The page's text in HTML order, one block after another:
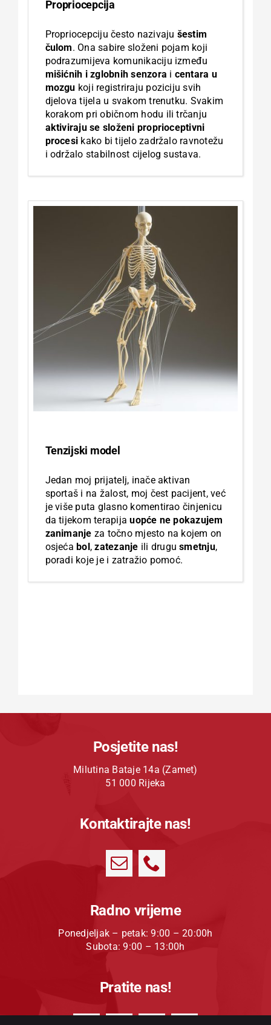
Propriocepcija
Propriocepciju često nazivaju šestim
čulom. Ona sabire složeni pojam koji
podrazumijeva komunikaciju između
mišićnih i zglobnih senzora i centara u
mozgu koji registriraju poziciju svih
djelova tijela u svakom trenutku. Svakim
korakom pri običnom hodu ili trčanju
aktiviraju se složeni proprioceptivni
procesi kako bi tijelo zadržalo ravnotežu
i održalo stabilnost cijelog sustava.
Tenzijski model
Jedan moj prijatelj, inače aktivan
sportaš i na žalost, moj čest pacijent, već
je više puta glasno komentirao činjenicu
da tijekom terapijauopće ne pokazujem
zanimanje za točno mjesto na kojem on
osjećabol,zatezanje ili drugusmetnju,
poradi koje je i zatražio pomoć.
Posjetite nas!
Milutina Bataje 14a (Zamet)
51 000 Rijeka
Kontaktirajte nas!
Radno vrijeme
Ponedjeljak – petak: 9:00 – 20:00h
Subota: 9:00 – 13:00h
Pratite nas!